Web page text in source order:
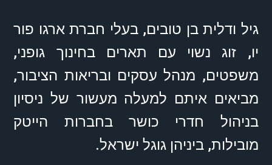
גיל ודלית בן טובים, בעלי חברת ארגו פור
יו, זוג נשוי עם תארים בחינוך גופני,
משפטים, מנהל עסקים ובריאות הציבור,
מביאים איתם למעלה מעשור של ניסיון
בניהול חדרי כושר בחברות הייטק
מובילות, ביניהן גוגל ישראל.